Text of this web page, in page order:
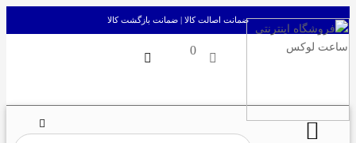
ضمانت اصالت کالا | ضمانت بازگشت کالا